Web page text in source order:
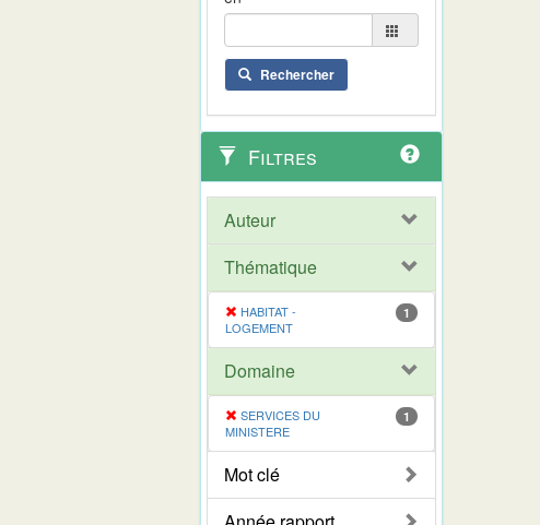
Rechercher
Filtres
Auteur
Thématique
HABITAT -
LOGEMENT
1
Domaine
SERVICES DU
MINISTERE
1
Mot clé